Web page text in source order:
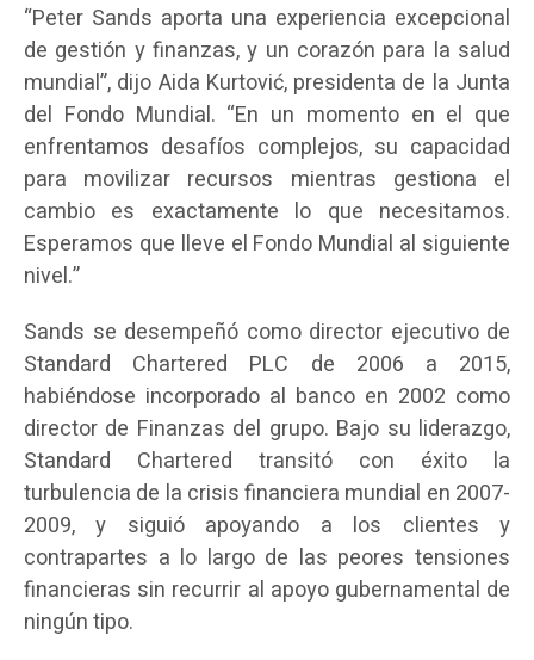
“Peter Sands aporta una experiencia excepcional
de gestión y finanzas, y un corazón para la salud
mundial”, dijo Aida Kurtović, presidenta de la Junta
del Fondo Mundial. “En un momento en el que
enfrentamos desafíos complejos, su capacidad
para movilizar recursos mientras gestiona el
cambio es exactamente lo que necesitamos.
Esperamos que lleve el Fondo Mundial al siguiente
nivel.”
Sands se desempeñó como director ejecutivo de
Standard Chartered PLC de 2006 a 2015,
habiéndose incorporado al banco en 2002 como
director de Finanzas del grupo. Bajo su liderazgo,
Standard Chartered transitó con éxito la
turbulencia de la crisis financiera mundial en 2007-
2009, y siguió apoyando a los clientes y
contrapartes a lo largo de las peores tensiones
financieras sin recurrir al apoyo gubernamental de
ningún tipo.